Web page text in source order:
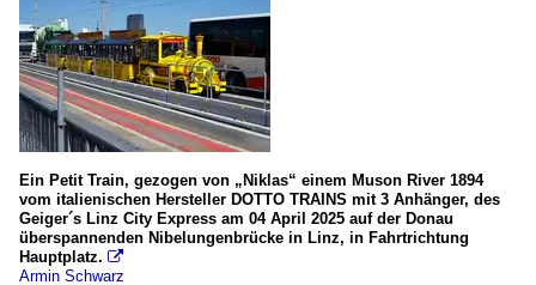
Ein Petit Train, gezogen von „Niklas“ einem Muson River 1894
vom italienischen Hersteller DOTTO TRAINS mit 3 Anhänger, des
Geiger´s Linz City Express am 04 April 2025 auf der Donau
überspannenden Nibelungenbrücke in Linz, in Fahrtrichtung
Hauptplatz. 
Armin Schwarz